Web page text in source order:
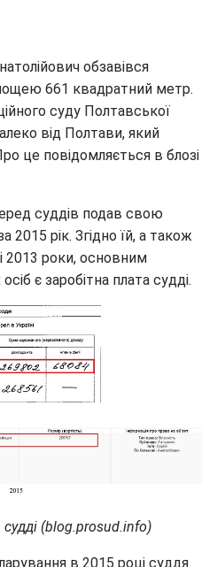
обзавівся
661 квадратний метр.
суду Полтавської
від Полтави, який
це повідомляється в блозі
суддів подав свою
2015 рік. Згідно їй, а також
2013 роки, основним
є заробітна плата судді.
(blog.prosud.info)
в 2015 році суддя